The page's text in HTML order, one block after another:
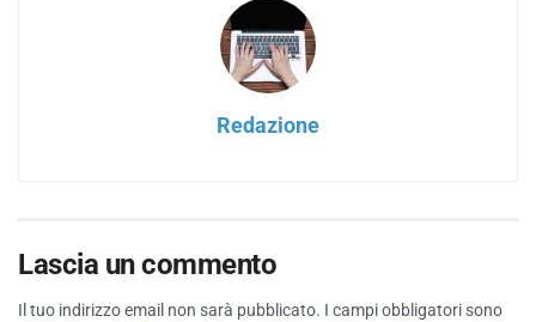
Redazione
Lascia un commento
Il tuo indirizzo email non sarà pubblicato. I campi obbligatori sono